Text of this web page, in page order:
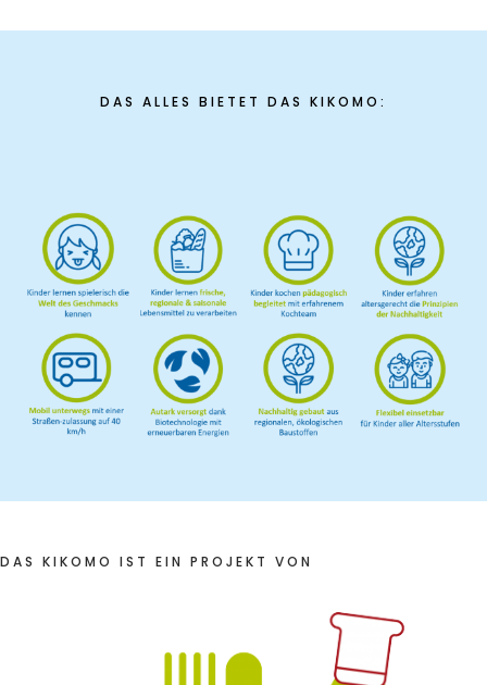
Für KiTas
Winterzauber
Offene Angebote
Werde Klimabotschafter:in
Outdoor Koch-Geburtstag
Groß & Klein-Kochworkshop
Kindergeburtstag im KiKoMo
Spenden
Schenk ein Lächeln, statt ein Geschenk!
Kontakt
DAS ALLES BIETET DAS KIKOMO:
DAS KIKOMO IST EIN PROJEKT VON